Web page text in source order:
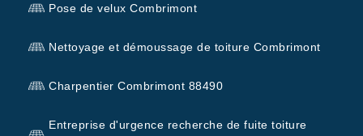
Pose de velux Combrimont
Nettoyage et démoussage de toiture Combrimont
Charpentier Combrimont 88490
Entreprise d'urgence recherche de fuite toiture